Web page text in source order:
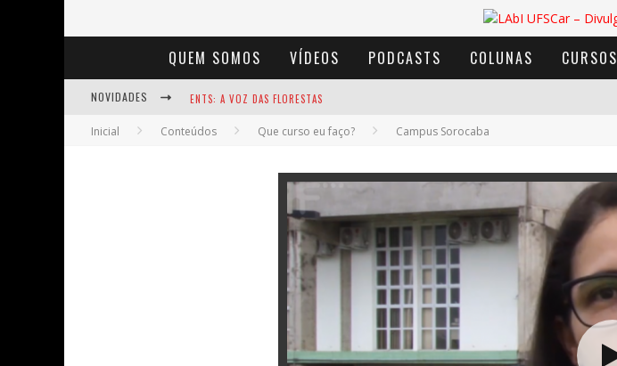
QUEM SOMOS VÍDEOS PODCASTS COLUNAS CURSOS
NOVIDADES ENTS: A VOZ DAS FLORESTAS
NOTÁVEIS: BERTHA LUTZ
BAÚ DE HISTÓRIAS - A JAMAIS IMAGINADA AVENTURA COM OS MOINHOS DE VENTO
Inicial Conteúdos Que curso eu faço? Campus Sorocaba